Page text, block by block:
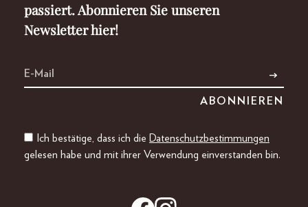
passiert. Abonnieren Sie unseren
Newsletter hier!
Ich bestätige, dass ich die Datenschutzbestimmungen
gelesen habe und mit ihrer Verwendung einverstanden bin.